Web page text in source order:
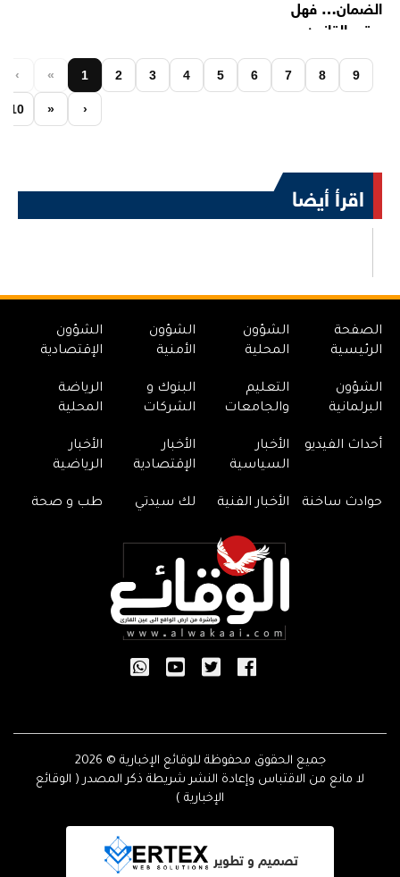
‹ « 1 2 3 4 5 6 7 8 9
10 » ›
اقرأ أيضا
الصفحة
الرئيسية
الشؤون
المحلية
الشؤون
الأمنية
الشؤون
الإقتصادية
الشؤون
البرلمانية
التعليم
والجامعات
البنوك و
الشركات
الرياضة
المحلية
أحداث الفيديو
الأخبار
السياسية
الأخبار
الإقتصادية
الأخبار
الرياضية
حوادث ساخنة الأخبار الفنية لك سيدتي طب و صحة
جميع الحقوق محفوظة للوقائع الإخبارية © 2026
لا مانع من الاقتباس وإعادة النشر شريطة ذكر المصدر ( الوقائع
الإخبارية )
تصميم و تطوير